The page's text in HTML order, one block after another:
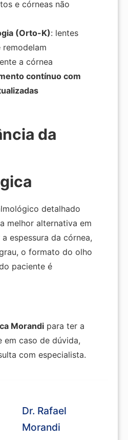
e córneas não
(Orto-K): lentes
remodelam
a córnea
contínuo com
da
detalhado
melhor alternativa em
espessura da córnea,
o formato do olho
paciente é
Morandi para ter a
em caso de dúvida,
com especialista.
Dr. Rafael
Morandi